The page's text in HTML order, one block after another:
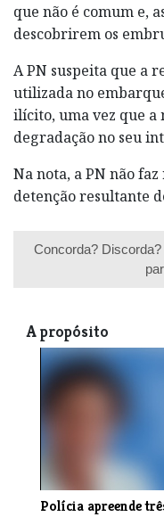
que não é comum e,
descobrirem os
A PN suspeita que a
utilizada no
ilícito, uma vez que a
degradação no seu
Na nota, a PN não
detenção resultante
Concorda?
A propósito
Polícia apreende